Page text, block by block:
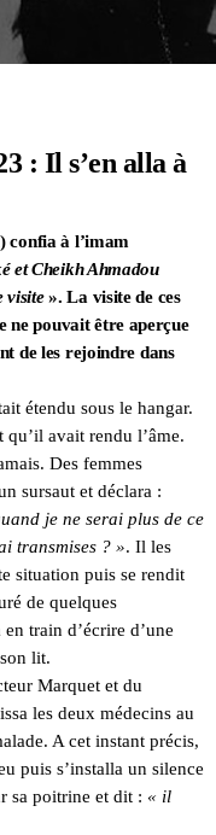
: Il s’en alla à
confia à l’imam
et Cheikh Ahmadou
visite». La visite de ces
ne pouvait être aperçue
de les rejoindre dans
étendu sous le hangar.
avait rendu l’âme.
Des femmes
sursaut et déclara :
je ne serai plus de ce
transmises ? ». Il les
situation puis se rendit
de quelques
train d’écrire d’une
lit.
Marquet et du
les deux médecins au
A cet instant précis,
puis s’installa un silence
sa poitrine et dit : « il